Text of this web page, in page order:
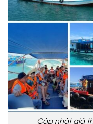
Cập nhật giá